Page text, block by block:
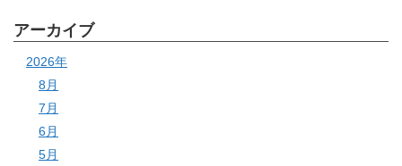
アーカイブ
2026年
8月
7月
6月
5月